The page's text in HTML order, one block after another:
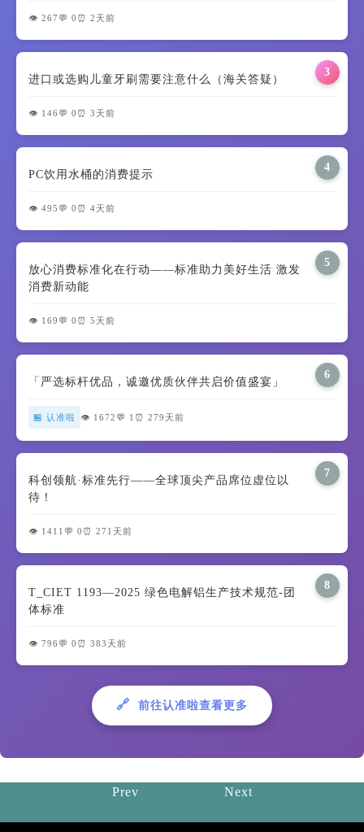
👁️ 267 💬 0 ⏰ 2天前
3
进口或选购儿童牙刷需要注意什么（海关答疑）
👁️ 146 💬 0 ⏰ 3天前
4
PC饮用水桶的消费提示
👁️ 495 💬 0 ⏰ 4天前
5
放心消费标准化在行动——标准助力美好生活 激发
消费新动能
👁️ 169 💬 0 ⏰ 5天前
6
「严选标杆优品，诚邀优质伙伴共启价值盛宴」
🏪 认准啦 👁️ 1672 💬 1 ⏰ 279天前
7
科创领航·标准先行——全球顶尖产品席位虚位以
待！
👁️ 1411 💬 0 ⏰ 271天前
8
T_CIET 1193—2025 绿色电解铝生产技术规范-团
体标准
👁️ 796 💬 0 ⏰ 383天前
🔗 前往认准啦查看更多
Prev Next